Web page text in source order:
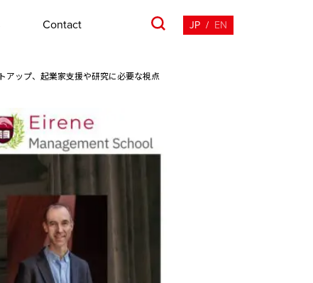
Contact JP / EN
アップ、起業家支援や研究に必要な視点